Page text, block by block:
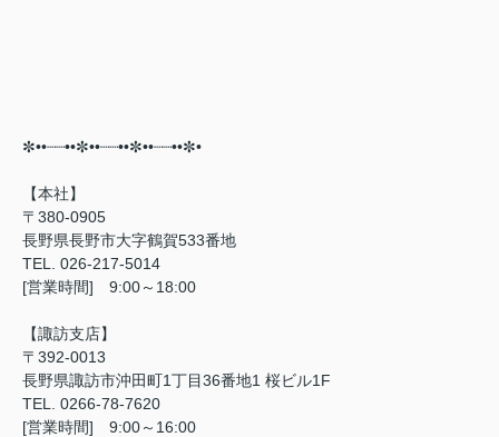
✼••┈┈••✼••┈┈••✼••┈┈••✼•⠀
【本社】
〒380-0905
長野県長野市大字鶴賀533番地
TEL. 026-217-5014
[営業時間] 9:00～18:00
【諏訪支店】
〒392-0013
長野県諏訪市沖田町1丁目36番地1 桜ビル1F
TEL. 0266-78-7620
[営業時間] 9:00～16:00